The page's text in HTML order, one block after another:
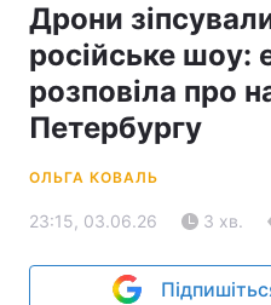
Дрони
російське шоу:
розповіла про
Петербургу
ОЛЬГА КОВАЛЬ
23:15, 03.06.26 3 хв.